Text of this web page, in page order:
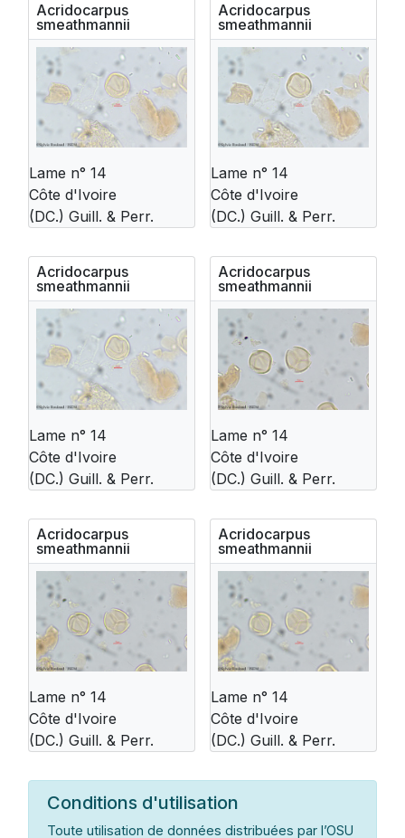
Acridocarpus
smeathmannii
Lame n° 14
Côte d'Ivoire
(DC.) Guill. & Perr.
Acridocarpus
smeathmannii
Lame n° 14
Côte d'Ivoire
(DC.) Guill. & Perr.
Acridocarpus
smeathmannii
Lame n° 14
Côte d'Ivoire
(DC.) Guill. & Perr.
Acridocarpus
smeathmannii
Lame n° 14
Côte d'Ivoire
(DC.) Guill. & Perr.
Acridocarpus
smeathmannii
Lame n° 14
Côte d'Ivoire
(DC.) Guill. & Perr.
Acridocarpus
smeathmannii
Lame n° 14
Côte d'Ivoire
(DC.) Guill. & Perr.
Conditions d'utilisation
Toute utilisation de données distribuées par l’OSU